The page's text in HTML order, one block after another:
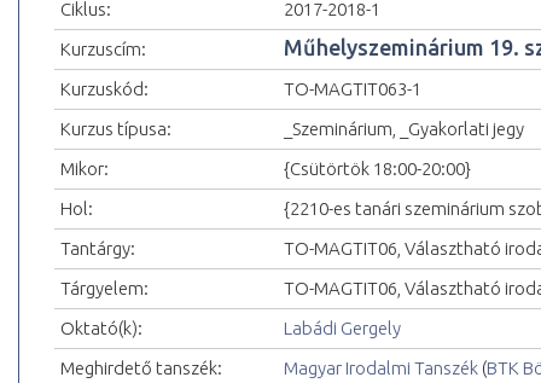
Ciklus:
2017-2018-1
Kurzuscím:
Műhelyszeminárium 19.
Kurzuskód:
TO-MAGTIT063-1
Kurzus típusa:
_Szeminárium, _Gyakorlati jegy
Mikor:
{Csütörtök 18:00-20:00}
Hol:
{2210-es tanári szeminárium
Tantárgy:
TO-MAGTIT06, Választható
Tárgyelem:
TO-MAGTIT06, Választható
Oktató(k):
Labádi Gergely
Meghirdető tanszék:
Magyar Irodalmi Tanszék (BTK